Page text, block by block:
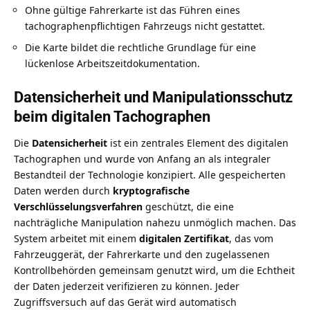
Ohne gültige Fahrerkarte ist das Führen eines
tachographenpflichtigen Fahrzeugs nicht gestattet.
Die Karte bildet die rechtliche Grundlage für eine
lückenlose Arbeitszeitdokumentation.
Datensicherheit und Manipulationsschutz
beim digitalen Tachographen
Die Datensicherheit ist ein zentrales Element des digitalen
Tachographen und wurde von Anfang an als integraler
Bestandteil der Technologie konzipiert. Alle gespeicherten
Daten werden durch kryptografische
Verschlüsselungsverfahren geschützt, die eine
nachträgliche Manipulation nahezu unmöglich machen. Das
System arbeitet mit einem digitalen Zertifikat, das vom
Fahrzeuggerät, der Fahrerkarte und den zugelassenen
Kontrollbehörden gemeinsam genutzt wird, um die Echtheit
der Daten jederzeit verifizieren zu können. Jeder
Zugriffsversuch auf das Gerät wird automatisch